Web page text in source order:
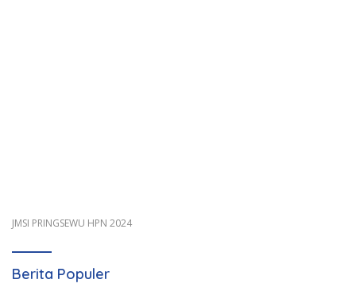
JMSI PRINGSEWU HPN 2024
Berita Populer